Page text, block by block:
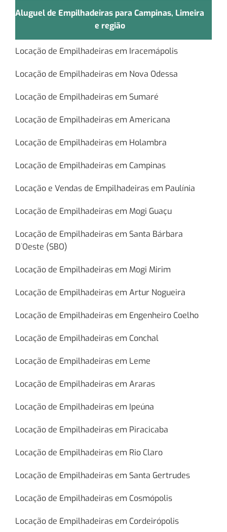
Aluguel de Empilhadeiras para Campinas, Limeira
e região
Locação de Empilhadeiras em Iracemápolis
Locação de Empilhadeiras em Nova Odessa
Locação de Empilhadeiras em Sumaré
Locação de Empilhadeiras em Americana
Locação de Empilhadeiras em Holambra
Locação de Empilhadeiras em Campinas
Locação e Vendas de Empilhadeiras em Paulínia
Locação de Empilhadeiras em Mogi Guaçu
Locação de Empilhadeiras em Santa Bárbara
D`Oeste (SBO)
Locação de Empilhadeiras em Mogi Mirim
Locação de Empilhadeiras em Artur Nogueira
Locação de Empilhadeiras em Engenheiro Coelho
Locação de Empilhadeiras em Conchal
Locação de Empilhadeiras em Leme
Locação de Empilhadeiras em Araras
Locação de Empilhadeiras em Ipeúna
Locação de Empilhadeiras em Piracicaba
Locação de Empilhadeiras em Rio Claro
Locação de Empilhadeiras em Santa Gertrudes
Locação de Empilhadeiras em Cosmópolis
Locação de Empilhadeiras em Cordeirópolis